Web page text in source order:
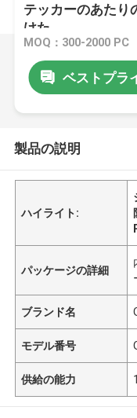
テッカーのあたり
けた
MOQ：300-2000 PC
ベストプラ
製品の説明
ハイライト:
パッケージの詳細
ブランド名
モデル番号
供給の能力